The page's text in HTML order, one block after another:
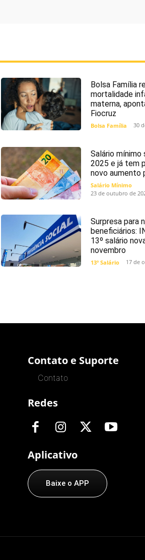
Bolsa Família
mortalidade
materna,
Fiocruz
Bolsa Família 30
Salário mínimo
2025 e já tem
novo aumento
Salário Mínimo
23 de outubro de
Surpresa para
beneficiários:
13º salário
novembro
13º Salário 17 de
Contato e Suporte
Contato
Redes
Aplicativo
Baixe o APP